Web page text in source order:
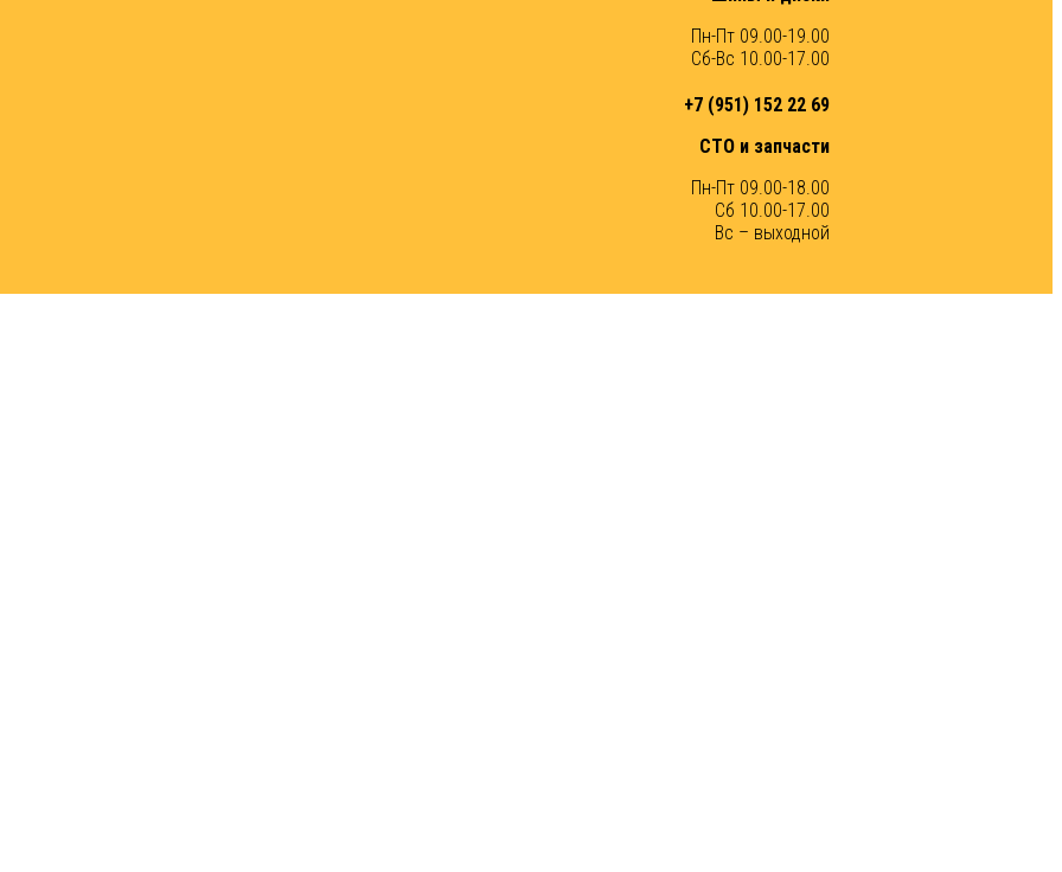
Пн-Пт 09.00-19.00
Сб-Вс 10.00-17.00
+7 (951) 152 22 69
СТО и запчасти
Пн-Пт 09.00-18.00
Сб 10.00-17.00
Вс – выходной